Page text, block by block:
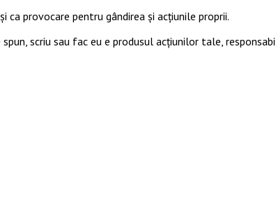
provocare pentru gândirea și acţiunile proprii.
scriu sau fac eu e produsul acțiunilor tale,